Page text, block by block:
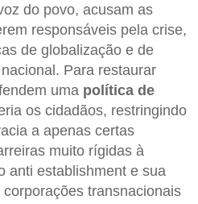
do povo, acusam as
responsáveis pela crise,
de globalização e de
Para restaurar
uma política de
os cidadãos, restringindo
a apenas certas
muito rígidas à
anti establishment e sua
transnacionais